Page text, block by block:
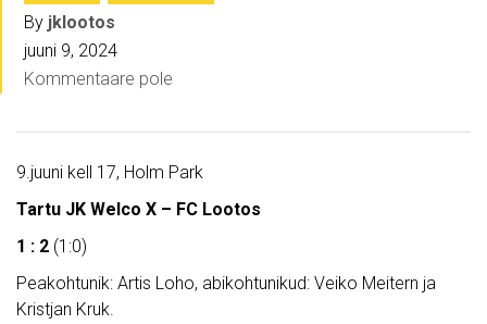
By jklootos
juuni 9, 2024
Kommentaare pole
9.juuni kell 17, Holm Park
Tartu JK Welco X – FC Lootos
1 : 2 (1:0)
Peakohtunik: Artis Loho, abikohtunikud: Veiko Meitern ja
Kristjan Kruk.